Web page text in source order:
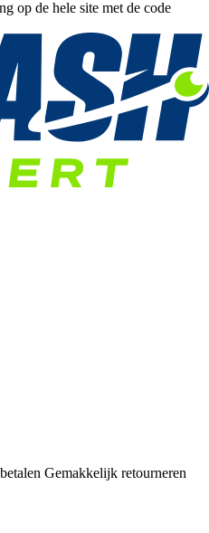
op de hele site met de code
Gemakkelijk retourneren